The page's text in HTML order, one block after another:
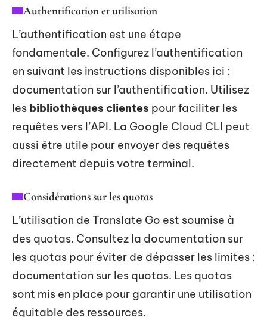
Authentification et utilisation
L’authentification est une étape
fondamentale. Configurez l’authentification
en suivant les instructions disponibles ici :
documentation sur l’authentification. Utilisez
les bibliothèques clientes pour faciliter les
requêtes vers l’API. La Google Cloud CLI peut
aussi être utile pour envoyer des requêtes
directement depuis votre terminal.
Considérations sur les quotas
L’utilisation de Translate Go est soumise à
des quotas. Consultez la documentation sur
les quotas pour éviter de dépasser les limites :
documentation sur les quotas. Les quotas
sont mis en place pour garantir une utilisation
équitable des ressources.